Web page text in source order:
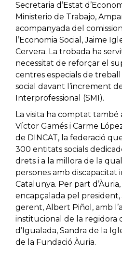
Secretaria d’Estat
Ministerio de Trabajo,
acompanyada del
l’Economia Social, Jaime
Cervera. La trobada ha
necessitat de reforçar el
centres especials de treball
social davant l’increment
Interprofessional (SMI).
La visita ha comptat també
Víctor Gamés i Carme
de DINCAT, la federació
300 entitats socials
drets i a la millora de la
persones amb discapacitat
Catalunya. Per part
encapçalada pel president,
gerent, Albert Piñol, amb
institucional de la regidora
d’Igualada, Sandra de la
de la Fundació Àuria.